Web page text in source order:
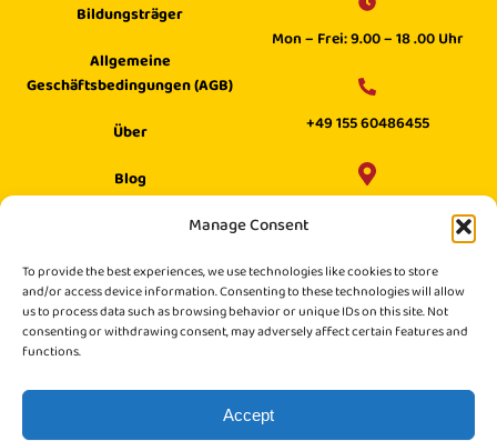
Manage Consent
To provide the best experiences, we use technologies like cookies to store
and/or access device information. Consenting to these technologies will allow
us to process data such as browsing behavior or unique IDs on this site. Not
consenting or withdrawing consent, may adversely affect certain features and
functions.
Accept
Bildungsträger
Allgemeine
Geschäftsbedingungen (AGB)
Über
Blog
Mon – Frei: 9.00 – 18 .00 Uhr
+49 155 60486455
Philippstraße 27, 52349 Düren,
Germany